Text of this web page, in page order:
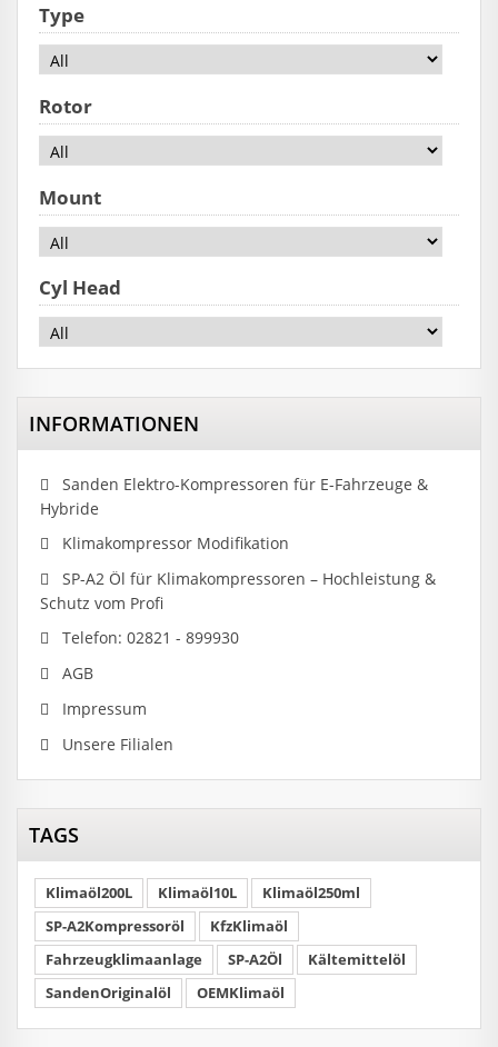
Type
Rotor
Mount
Cyl Head
INFORMATIONEN
Sanden Elektro-Kompressoren für E-Fahrzeuge &
Hybride
Klimakompressor Modifikation
SP-A2 Öl für Klimakompressoren – Hochleistung &
Schutz vom Profi
Telefon: 02821 - 899930
AGB
Impressum
Unsere Filialen
TAGS
Klimaöl200L Klimaöl10L
Klimaöl250ml
SP-A2Kompressoröl
KfzKlimaöl
Fahrzeugklimaanlage
SP-A2Öl
Kältemittelöl
SandenOriginalöl
OEMKlimaöl